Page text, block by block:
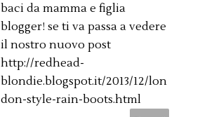
baci da mamma e figlia
blogger! se ti va passa a vedere
il nostro nuovo post
http://redhead-
blondie.blogspot.it/2013/12/lon
don-style-rain-boots.html